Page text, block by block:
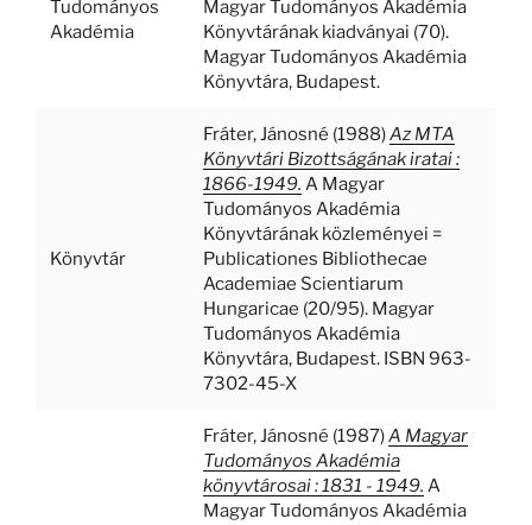
Tudományos
Akadémia
Magyar Tudományos Akadémia
Könyvtárának kiadványai (70).
Magyar Tudományos Akadémia
Könyvtára, Budapest.
Könyvtár
Fráter, Jánosné (1988)Az MTA
Könyvtári Bizottságának iratai :
1866-1949. A Magyar
Tudományos Akadémia
Könyvtárának közleményei =
Publicationes Bibliothecae
Academiae Scientiarum
Hungaricae (20/95). Magyar
Tudományos Akadémia
Könyvtára, Budapest. ISBN 963-
7302-45-X
Fráter, Jánosné (1987)A Magyar
Tudományos Akadémia
könyvtárosai : 1831 - 1949. A
Magyar Tudományos Akadémia